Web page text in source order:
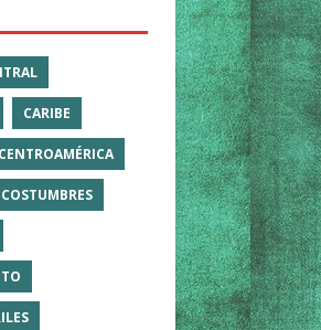
CARIBE
CENTROAMÉRICA
COSTUMBRES